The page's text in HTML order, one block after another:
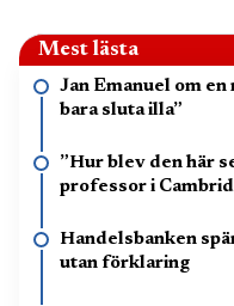
Mest lästa
Jan Emanuel om
bara sluta illa”
”Hur blev den här
professor i
Handelsbanken
utan förklaring